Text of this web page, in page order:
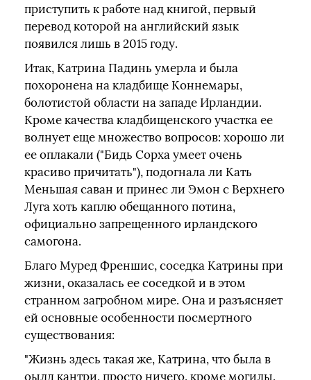
приступить к работе над книгой, первый
перевод которой на английский язык
появился лишь в 2015 году.
Итак, Катрина Падинь умерла и была
похоронена на кладбище Коннемары,
болотистой области на западе Ирландии.
Кроме качества кладбищенского участка ее
волнует еще множество вопросов: хорошо ли
ее оплакали ("Бидь Сорха умеет очень
красиво причитать"), подогнала ли Кать
Меньшая саван и принес ли Эмон с Верхнего
Луга хоть каплю обещанного потина,
официально запрещенного ирландского
самогона.
Благо Муред Френшис, соседка Катрины при
жизни, оказалась ее соседкой и в этом
странном загробном мире. Она и разъясняет
ей основные особенности посмертного
существования:
"Жизнь здесь такая же, Катрина, что была в
оылд кантри, просто ничего, кроме могилы,